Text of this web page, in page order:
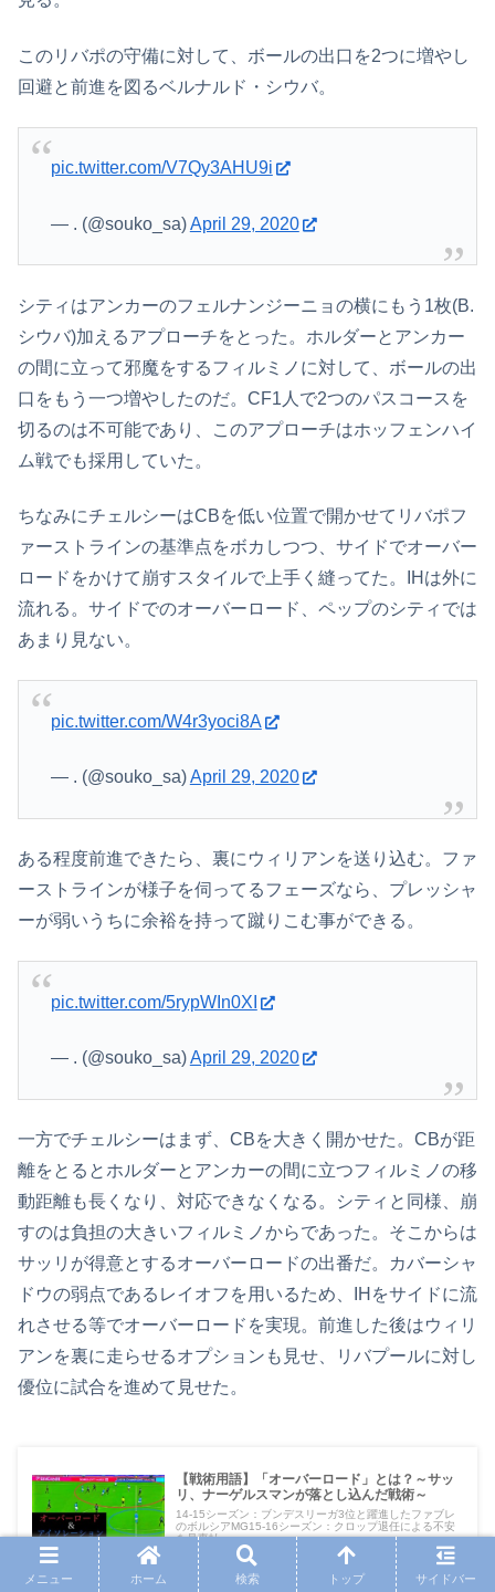
このリバポの守備に対して、ボールの出口を2つに増やし
回避と前進を図るベルナルド・シウバ。
pic.twitter.com/V7Qy3AHU9i
— . (@souko_sa)April 29, 2020
シティはアンカーのフェルナンジーニョの横にもう1枚(B.
シウバ)加えるアプローチをとった。ホルダーとアンカー
の間に立って邪魔をするフィルミノに対して、ボールの出
口をもう一つ増やしたのだ。CF1人で2つのパスコースを
切るのは不可能であり、このアプローチはホッフェンハイ
ム戦でも採用していた。
ちなみにチェルシーはCBを低い位置で開かせてリバポフ
ァーストラインの基準点をボカしつつ、サイドでオーバー
ロードをかけて崩すスタイルで上手く縫ってた。IHは外に
流れる。サイドでのオーバーロード、ペップのシティでは
あまり見ない。
pic.twitter.com/W4r3yoci8A
— . (@souko_sa)April 29, 2020
ある程度前進できたら、裏にウィリアンを送り込む。ファ
ーストラインが様子を伺ってるフェーズなら、プレッシャ
ーが弱いうちに余裕を持って蹴りこむ事ができる。
pic.twitter.com/5rypWIn0XI
— . (@souko_sa)April 29, 2020
一方でチェルシーはまず、CBを大きく開かせた。CBが距
離をとるとホルダーとアンカーの間に立つフィルミノの移
動距離も長くなり、対応できなくなる。シティと同様、崩
すのは負担の大きいフィルミノからであった。そこからは
サッリが得意とするオーバーロードの出番だ。カバーシャ
ドウの弱点であるレイオフを用いるため、IHをサイドに流
れさせる等でオーバーロードを実現。前進した後はウィリ
アンを裏に走らせるオプションも見せ、リバプールに対し
優位に試合を進めて見せた。
【戦術用語】「オーバーロード」とは？～サッ
リ、ナーゲルスマンが落とし込んだ戦術～
14-15シーズン：ブンデスリーガ3位と躍進したファブレ
のボルシアMG15-16シーズン：クロップ退任による不安
を見事払...
birdseyefc.com 2018.08.21
メニュー ホーム 検索 トップ サイドバー